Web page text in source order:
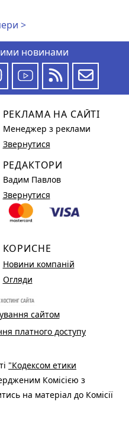
>
новинами
РЕКЛАМА НА САЙТІ
Менеджер з реклами
Звернутися
РЕДАКТОРИ
Вадим Павлов
Звернутися
КОРИСНЕ
Новини компаній
Огляди
сайтом
платного доступу
"Кодексом етики
Комісією з
на матеріал до Комісії